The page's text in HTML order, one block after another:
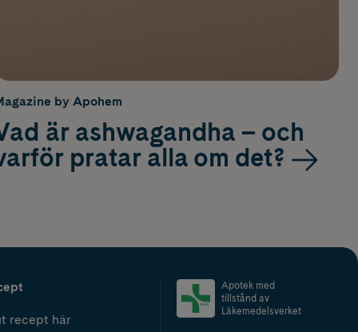
by Apohem
är ashwagandha – och
pratar alla om det?
recept här
Apotek med
tillstånd av
Läkemedelsverket